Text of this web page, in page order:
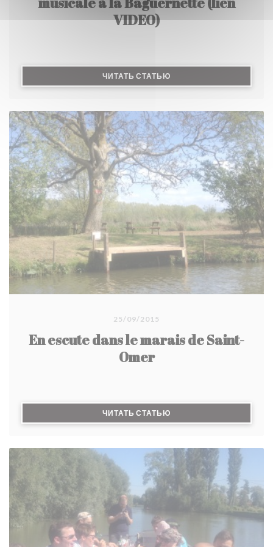
VIDEO)
ЧИТАТЬ СТАТЬЮ((ОТКРЫВАЕТСЯ В
25/09/2015
En escute dans le marais de Saint-
Omer
ЧИТАТЬ СТАТЬЮ((ОТКРЫВАЕТСЯ В